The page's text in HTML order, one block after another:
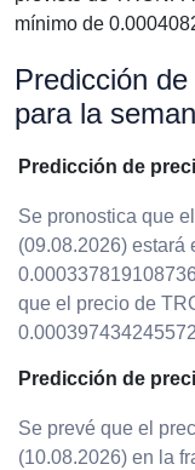
mínimo de
Predicción
para la
Predicción de
Se pronostica que
(09.08.2026) estará
que el precio de
Predicción de
Se prevé que el
(10.08.2026) en la